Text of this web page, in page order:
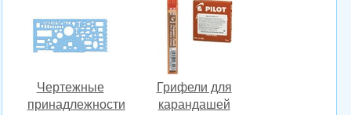
Чертежные
принадлежности
Грифели для
карандашей